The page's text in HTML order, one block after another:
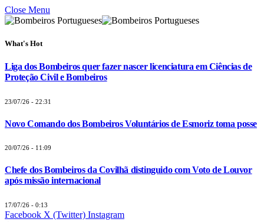
Close Menu
What's Hot
Liga dos Bombeiros quer fazer nascer licenciatura em Ciências de
Proteção Civil e Bombeiros
23/07/26 - 22:31
Novo Comando dos Bombeiros Voluntários de Esmoriz toma posse
20/07/26 - 11:09
Chefe dos Bombeiros da Covilhã distinguido com Voto de Louvor
após missão internacional
17/07/26 - 0:13
Facebook X (Twitter) Instagram